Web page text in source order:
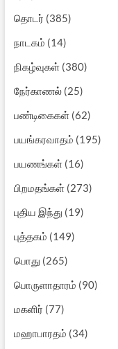
தொடர் (385)
நாடகம் (14)
நிகழ்வுகள்(380)
நேர்காணல்(25)
பண்டிகைகள்(62)
பயங்கரவாதம் (195)
பயணங்கள்(16)
பிறமதங்கள்(273)
புதிய இந்து (19)
புத்தகம் (149)
பொது (265)
பொருளாதாரம் (90)
மகளிர் (77)
மஹாபாரதம் (34)